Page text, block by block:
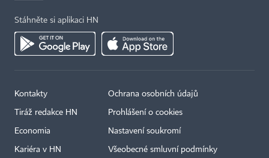
Stáhněte si aplikaci HN
Kontakty
Tiráž redakce HN
Economia
Kariéra v HN
Ochrana osobních údajů
Prohlášení o cookies
Nastavení soukromí
Všeobecné smluvní podmínky